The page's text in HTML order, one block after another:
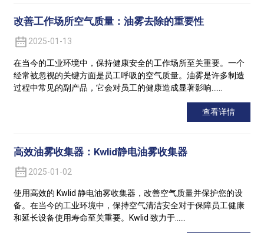
改善工作场所空气质量：油雾去除的重要性
2025-01-13
在当今的工业环境中，保持健康安全的工作场所至关重要。一个
经常被忽视的关键方面是员工呼吸的空气质量。油雾是许多制造
过程中常见的副产品，它会对员工的健康造成显著影响……
查看详情
高效油雾收集器：Kwlid静电油雾收集器
2025-01-02
使用高效的 Kwlid 静电油雾收集器，改善空气质量并保护您的设
备。在当今的工业环境中，保持空气清洁安全对于保障员工健康
和延长设备使用寿命至关重要。Kwlid 致力于……